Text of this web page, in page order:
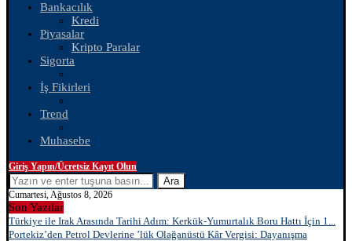
Bankacılık
Kredi
Piyasalar
Kripto Paralar
Sigorta
İş Fikirleri
Trend
Muhasebe
Giriş Yapın/Ücretsiz Kayıt Olun
Ara
Cumartesi, Ağustos 8, 2026
Son Yazılar
Türkiye ile Irak Arasında Tarihi Adım: Kerkük-Yumurtalık Boru Hattı İçin 1...
Portekiz’den Petrol Devlerine ’lük Olağanüstü Kâr Vergisi: Dayanışma